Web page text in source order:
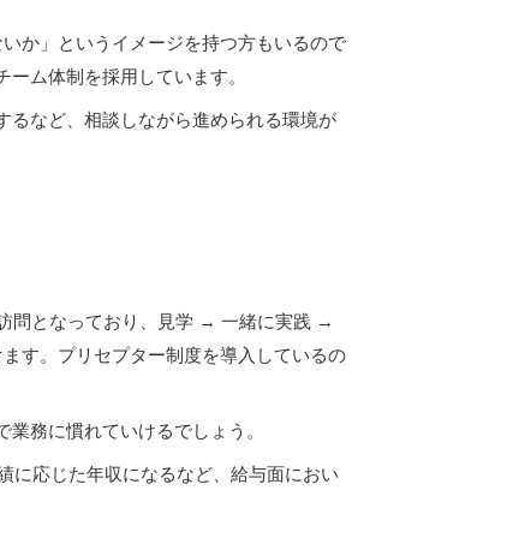
か」というイメージを持つ方もいるので
ム体制を採用しています。
るなど、相談しながら進められる環境が
問となっており、見学 → 一緒に実践 →
す。プリセプター制度を導入しているの
務に慣れていけるでしょう。
に応じた年収になるなど、給与面におい